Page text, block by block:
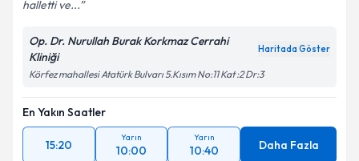
halletti ve...
Op. Dr. Nurullah Burak Korkmaz Cerrahi
Kliniği
Haritada Göster
Körfez mahallesi Atatürk Bulvarı 5.Kısım No:11 Kat :2 Dr:3
En Yakın Saatler
15:20
Yarın
10:00
Yarın
10:40 Daha Fazla